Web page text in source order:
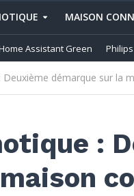
MAISON
Assistant Green
démarque sur la
: